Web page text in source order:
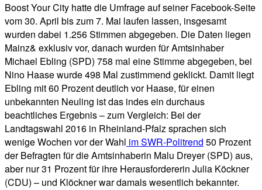
Boost Your City hatte die Umfrage auf seiner Facebook-Seite
vom 30. April bis zum 7. Mai laufen lassen, insgesamt
wurden dabei 1.256 Stimmen abgegeben. Die Daten liegen
Mainz& exklusiv vor, danach wurden für Amtsinhaber
Michael Ebling (SPD) 758 mal eine Stimme abgegeben, bei
Nino Haase wurde 498 Mal zustimmend geklickt. Damit liegt
Ebling mit 60 Prozent deutlich vor Haase, für einen
unbekannten Neuling ist das indes ein durchaus
beachtliches Ergebnis – zum Vergleich: Bei der
Landtagswahl 2016 in Rheinland-Pfalz sprachen sich
wenige Wochen vor der Wahl im SWR-Politrend 50 Prozent
der Befragten für die Amtsinhaberin Malu Dreyer (SPD) aus,
aber nur 31 Prozent für ihre Herausfordererin Julia Köckner
(CDU) – und Klöckner war damals wesentlich bekannter.